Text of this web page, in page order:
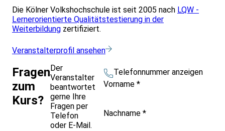
Die Kölner Volkshochschule ist seit 2005 nach LQW -
Lernerorientierte Qualitätstestierung in der
Weiterbildung zertifiziert.
Veranstalterprofil ansehen
Fragen
zum
Kurs?
Der
Veranstalter
beantwortet
gerne Ihre
Fragen per
Telefon
oder E-Mail.
Telefonnummer anzeigen
Vorname *
Nachname *